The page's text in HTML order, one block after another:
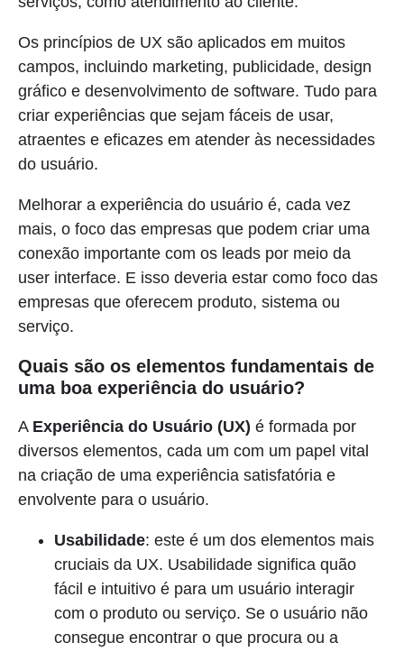
Os princípios de UX são aplicados em muitos
campos, incluindo marketing, publicidade, design
gráfico e desenvolvimento de software. Tudo para
criar experiências que sejam fáceis de usar,
atraentes e eficazes em atender às necessidades
do usuário.
Melhorar a experiência do usuário é, cada vez
mais, o foco das empresas que podem criar uma
conexão importante com os leads por meio da
user interface. E isso deveria estar como foco das
empresas que oferecem produto, sistema ou
serviço.
Quais são os elementos fundamentais de
uma boa experiência do usuário?
A Experiência do Usuário (UX) é formada por
diversos elementos, cada um com um papel vital
na criação de uma experiência satisfatória e
envolvente para o usuário.
Usabilidade: este é um dos elementos mais
cruciais da UX. Usabilidade significa quão
fácil e intuitivo é para um usuário interagir
com o produto ou serviço. Se o usuário não
consegue encontrar o que procura ou a